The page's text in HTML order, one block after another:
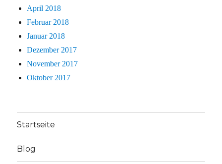
April 2018
Februar 2018
Januar 2018
Dezember 2017
November 2017
Oktober 2017
Startseite
Blog